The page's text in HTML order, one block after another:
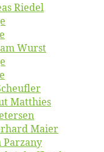
Riedel
Wurst
Matthies
Maier
Parzany